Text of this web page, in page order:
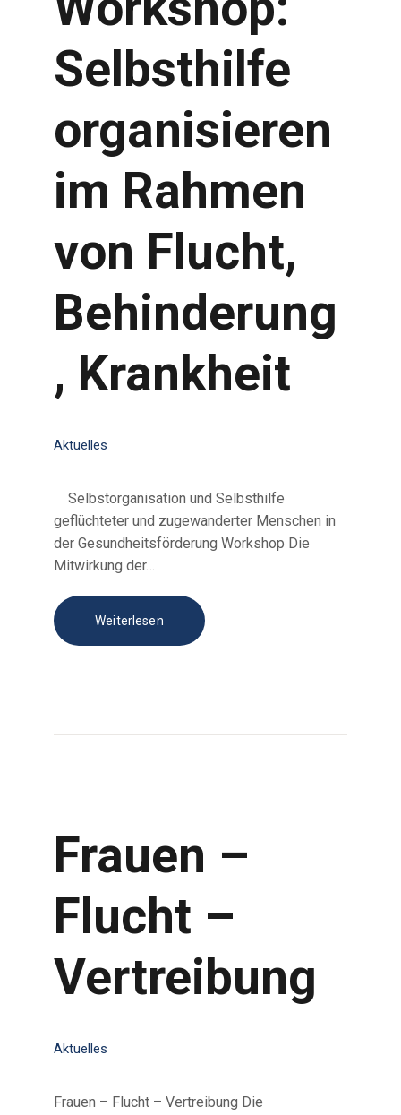
Selbsthilfe
organisieren
im Rahmen
von Flucht,
Behinderung
, Krankheit
Aktuelles
Selbstorganisation und Selbsthilfe
geflüchteter und zugewanderter Menschen in
der Gesundheitsförderung Workshop Die
Mitwirkung der…
Weiterlesen
Frauen –
Flucht –
Vertreibung
Aktuelles
Frauen – Flucht – Vertreibung Die